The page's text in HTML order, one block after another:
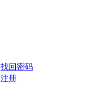
找回密码
注册